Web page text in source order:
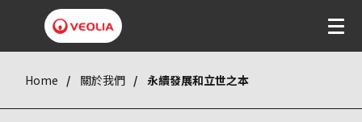
Home 關於我們 永續發展和立世之本